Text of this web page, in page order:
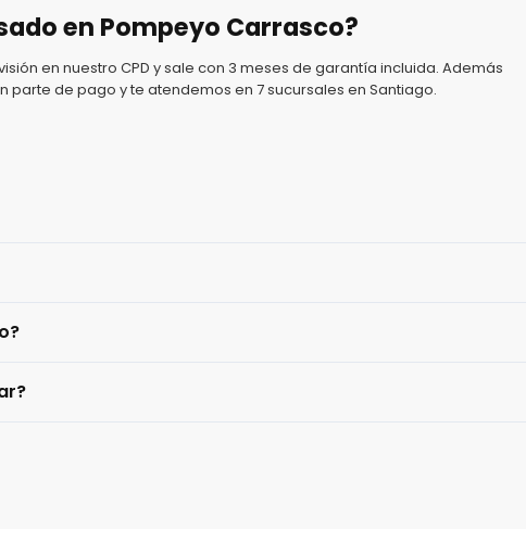
en Pompeyo Carrasco?
en nuestro CPD y sale con 3 meses de garantía incluida. Además
de pago y te atendemos en 7 sucursales en Santiago.